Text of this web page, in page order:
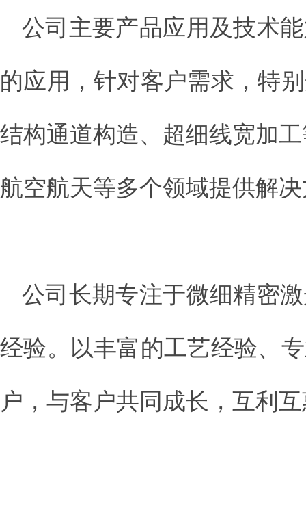
公司主要产品应用及技术
的应用，针对客户需求，特
结构通道构造、超细线宽加
航空航天等多个领域提供解
公司长期专注于微细精密
经验。以丰富的工艺经验、
户，与客户共同成长，互利